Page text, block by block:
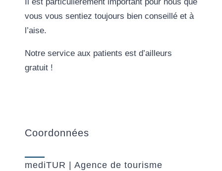
vous vous sentiez toujours bien conseillé et à
l’aise.
Notre service aux patients est d’ailleurs
gratuit !
Coordonnées
mediTUR | Agence de tourisme